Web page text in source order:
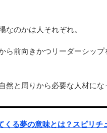
のかは人それぞれ。
ら前向きかつリーダーシッ
と周りから必要な人材にな
くる夢の意味とは？スピリチ